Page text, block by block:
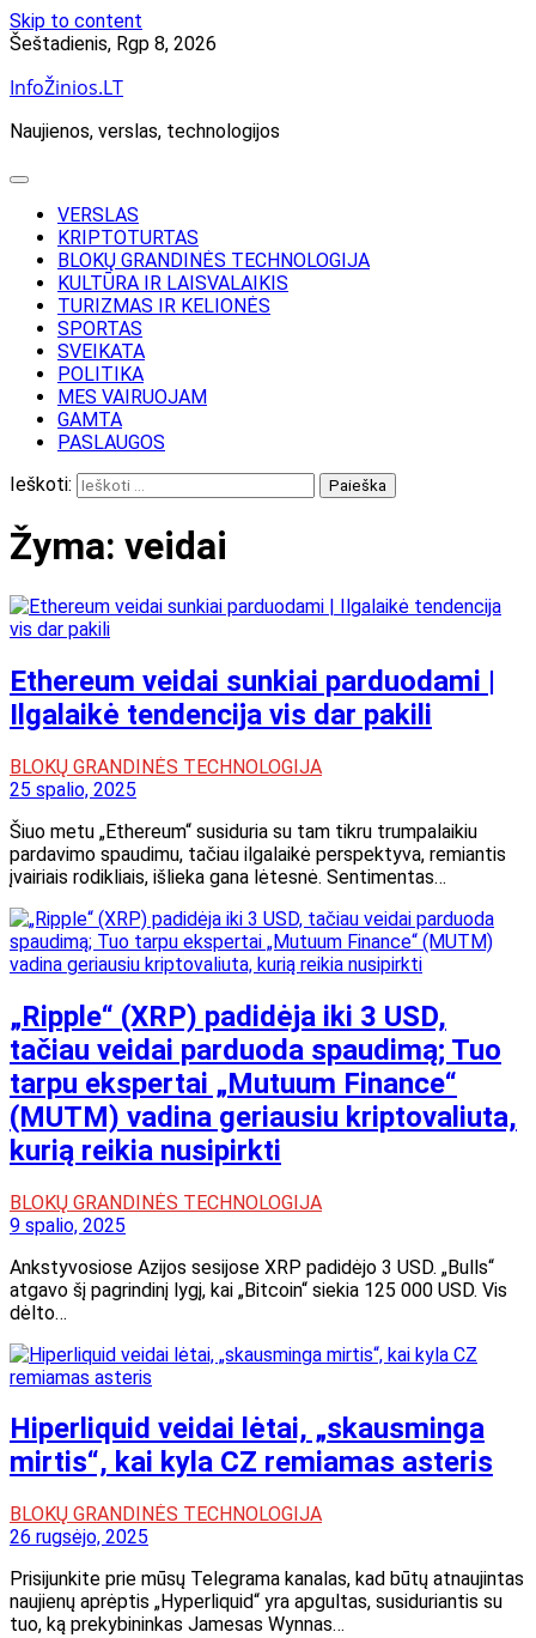
Skip to content
Šeštadienis, Rgp 8, 2026
InfoŽinios.LT
Naujienos, verslas, technologijos
VERSLAS
KRIPTOTURTAS
BLOKŲ GRANDINĖS TECHNOLOGIJA
KULTŪRA IR LAISVALAIKIS
TURIZMAS IR KELIONĖS
SPORTAS
SVEIKATA
POLITIKA
MES VAIRUOJAM
GAMTA
PASLAUGOS
Ieškoti:
Žyma: veidai
Ethereum veidai sunkiai parduodami |
Ilgalaikė tendencija vis dar pakili
BLOKŲ GRANDINĖS TECHNOLOGIJA
25 spalio, 2025
Šiuo metu „Ethereum“ susiduria su tam tikru trumpalaikiu
pardavimo spaudimu, tačiau ilgalaikė perspektyva, remiantis
įvairiais rodikliais, išlieka gana lėtesnė. Sentimentas…
„Ripple“ (XRP) padidėja iki 3 USD,
tačiau veidai parduoda spaudimą; Tuo
tarpu ekspertai „Mutuum Finance“
(MUTM) vadina geriausiu kriptovaliuta,
kurią reikia nusipirkti
BLOKŲ GRANDINĖS TECHNOLOGIJA
9 spalio, 2025
Ankstyvosiose Azijos sesijose XRP padidėjo 3 USD. „Bulls“
atgavo šį pagrindinį lygį, kai „Bitcoin“ siekia 125 000 USD. Vis
dėlto…
Hiperliquid veidai lėtai, „skausminga
mirtis“, kai kyla CZ remiamas asteris
BLOKŲ GRANDINĖS TECHNOLOGIJA
26 rugsėjo, 2025
Prisijunkite prie mūsų Telegrama kanalas, kad būtų atnaujintas
naujienų aprėptis „Hyperliquid“ yra apgultas, susiduriantis su
tuo, ką prekybininkas Jamesas Wynnas…